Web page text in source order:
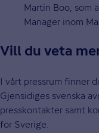
Martin Boo, som
Manager inom
Vill du veta
I vårt pressrum finner
Gjensidiges svenska
presskontakter samt
för Sverige.